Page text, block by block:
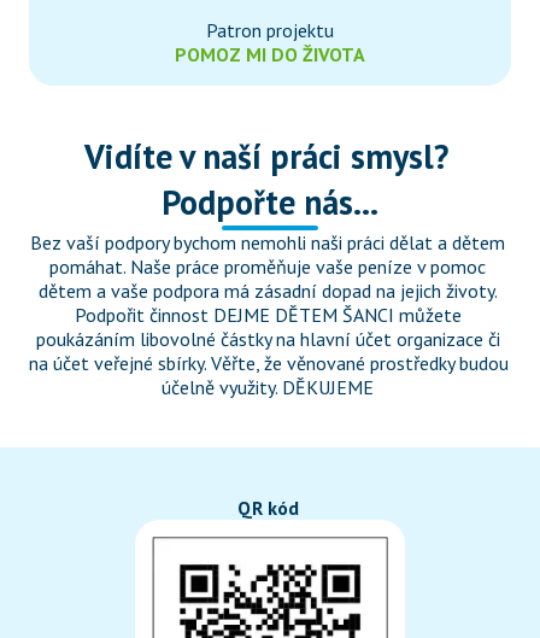
Patron projektu
POMOZ MI DO ŽIVOTA
Vidíte v naší práci smysl?
Podpořte nás...
Bez vaší podpory bychom nemohli naši práci dělat a dětem
pomáhat. Naše práce proměňuje vaše peníze v pomoc
dětem a vaše podpora má zásadní dopad na jejich životy.
Podpořit činnost DEJME DĚTEM ŠANCI můžete
poukázáním libovolné částky na hlavní účet organizace či
na účet veřejné sbírky. Věřte, že věnované prostředky budou
účelně využity. DĚKUJEME
QR kód